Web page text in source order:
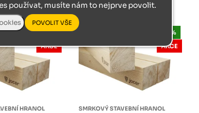
HRANOL
-10%
AKCE
SMRKOVÝ STAVEBNÍ HRANOL
-10%
AKCE
používat, musíte nám to nejprve povolit.